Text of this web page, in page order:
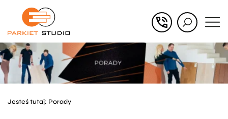
Przejdź
głównego
Przejdź
menu
w
stopce
Jesteś tutaj: Porady